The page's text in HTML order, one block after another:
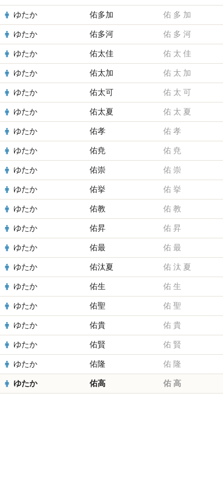
ゆたか 佑多加 佑 多 加
ゆたか 佑多河 佑 多 河
ゆたか 佑太佳 佑 太 佳
ゆたか 佑太加 佑 太 加
ゆたか 佑太可 佑 太 可
ゆたか 佑太夏 佑 太 夏
ゆたか 佑孝 佑 孝
ゆたか 佑尭 佑 尭
ゆたか 佑崇 佑 崇
ゆたか 佑挙 佑 挙
ゆたか 佑教 佑 教
ゆたか 佑昇 佑 昇
ゆたか 佑最 佑 最
ゆたか 佑汰夏 佑 汰 夏
ゆたか 佑生 佑 生
ゆたか 佑聖 佑 聖
ゆたか 佑貴 佑 貴
ゆたか 佑賢 佑 賢
ゆたか 佑隆 佑 隆
ゆたか 佑高 佑 高